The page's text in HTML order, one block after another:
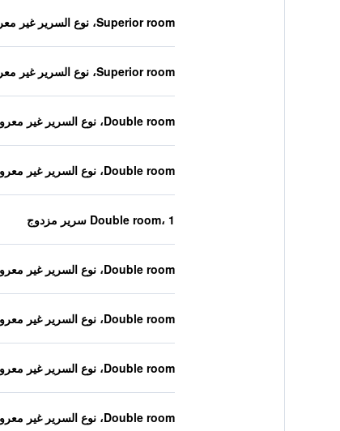
Superior room، نوع السرير غير معروف
Superior room، نوع السرير غير معروف
Double room، نوع السرير غير معروف
Double room، نوع السرير غير معروف
Double room، 1 سرير مزدوج
Double room، نوع السرير غير معروف
Double room، نوع السرير غير معروف
Double room، نوع السرير غير معروف
Double room، نوع السرير غير معروف